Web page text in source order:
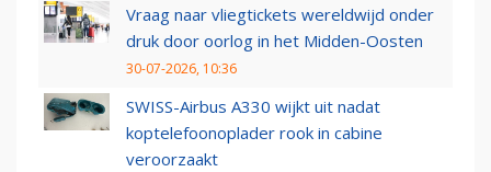
Vraag naar vliegtickets wereldwijd onder
druk door oorlog in het Midden-Oosten
30-07-2026, 10:36
SWISS-Airbus A330 wijkt uit nadat
koptelefoonoplader rook in cabine
veroorzaakt